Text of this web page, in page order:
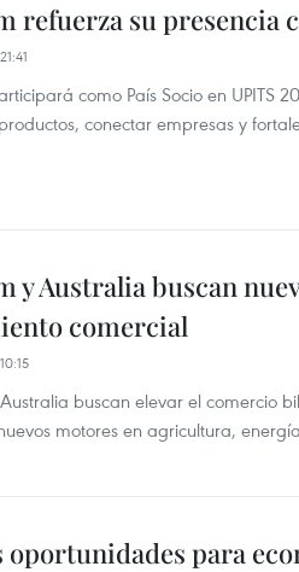
refuerza su presencia
como País Socio en UPITS
conectar empresas y
y Australia buscan
comercial
buscan elevar el comercio
motores en agricultura,
oportunidades para